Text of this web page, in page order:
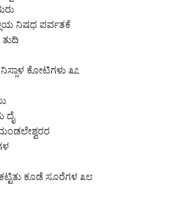
ನಿಷಧ ಪರ್ವತಕೆ
ಕೋಟಿಗಳು ೩೭
ಕೂಡೆ ಸೂರೆಗಳ ೩೮